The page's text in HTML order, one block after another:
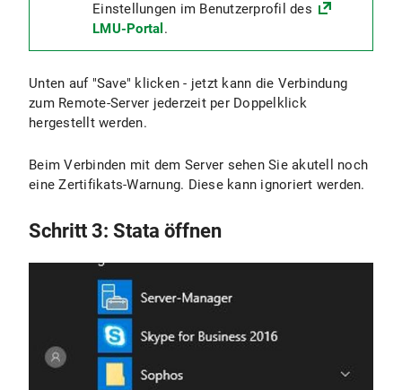
Einstellungen im Benutzerprofil des
LMU-Portal .
Unten auf "Save" klicken - jetzt kann die Verbindung
zum Remote-Server jederzeit per Doppelklick
hergestellt werden.
Beim Verbinden mit dem Server sehen Sie akutell noch
eine Zertifikats-Warnung. Diese kann ignoriert werden.
Schritt 3: Stata öffnen